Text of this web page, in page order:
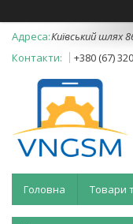
Київський шлях
+380 (67)
Головна Товари